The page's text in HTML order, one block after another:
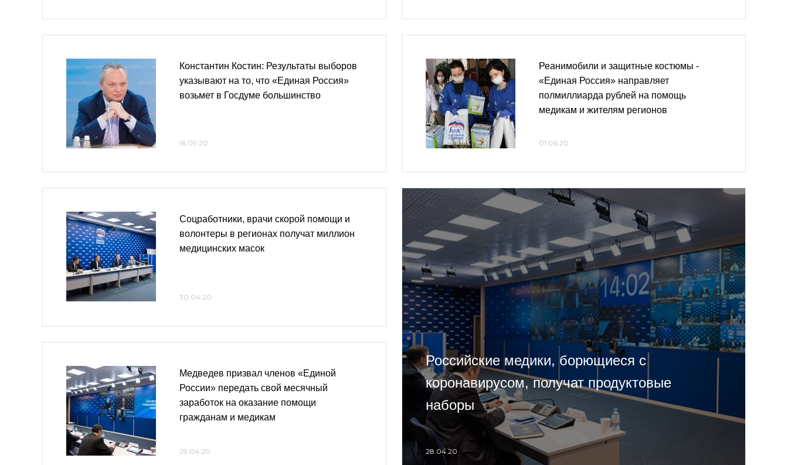
Константин Костин: Результаты выборов
указывают на то, что «Единая Россия»
возьмет в Госдуме большинство
16.09.20
Реанимобили и защитные костюмы -
«Единая Россия» направляет
полмиллиарда рублей на помощь
медикам и жителям регионов
01.06.20
Соцработники, врачи скорой помощи и
волонтеры в регионах получат миллион
медицинских масок
30.04.20
Медведев призвал членов «Единой
России» передать свой месячный
заработок на оказание помощи
гражданам и медикам
29.04.20
Российские медики, борющиеся с
коронавирусом, получат продуктовые
наборы
28.04.20